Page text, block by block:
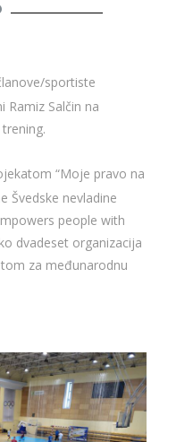
sportiste
Ramiz Salčin na
“Moje pravo na
Švedske nevladine
people with
dvadeset organizacija
za međunarodnu